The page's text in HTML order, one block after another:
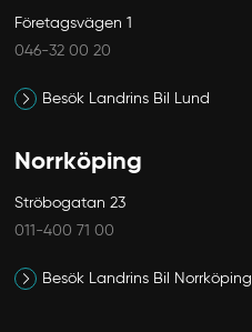
Företagsvägen 1
046-32 00 20
Besök Landrins Bil Lund
Norrköping
Ströbogatan 23
011-400 71 00
Besök Landrins Bil Norrköping